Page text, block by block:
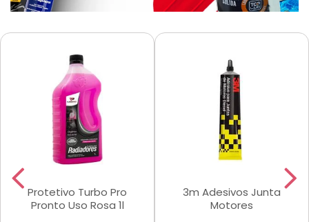
Protetivo Turbo Pro
Pronto Uso Rosa 1l
3m Adesivos Junta
Motores